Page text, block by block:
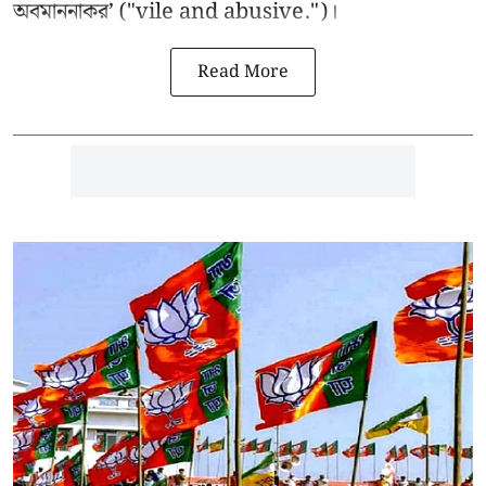
অবমাননাকর’ ("vile and abusive.")।
Read More